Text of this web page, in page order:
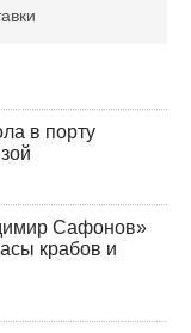
в порту
Сафонов»
крабов и